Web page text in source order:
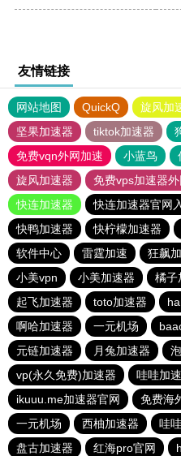
友情链接
网站地图 QuickQ 旋风加
坚果加速器
tiktok加速器
免费vqn外网加速
小蓝鸟
旋风加速器
免费vps加速器
快连加速器
快连加速器官网
快鸭加速器
快柠檬加速器
软件中心
雷霆加速 狂飙
小美vpn
小美加速器 橘子
起飞加速器
toto加速器
啊哈加速器
一元机场
元链加速器
月兔加速器
vp(永久免费)加速器
哇哇加
ikuuu.me加速器官网
免费海
一元机场
西柚加速器 哇
盘古加速器
红海pro官网